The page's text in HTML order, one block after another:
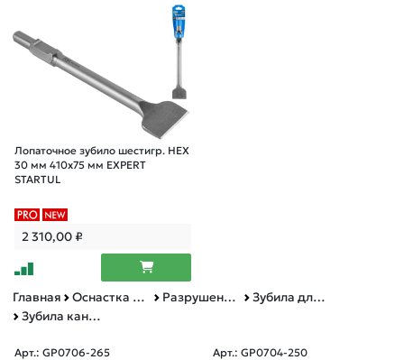
Лопаточное зубило шестигр. HEX
30 мм 410x75 мм EXPERT
STARTUL
2 310,00₽
Главная Оснастка к электроинструменту Разрушение камня и бетона
Зубила для перфораторов и отбойных молотков
Зубила канальные, изогнутые и пр.
Арт.: GP0706-265 Арт.: GP0704-250